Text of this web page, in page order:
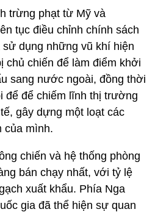
trừng phạt từ Mỹ và
tục điều chỉnh chính sách
dụng những vũ khí hiện
chủ chiến để làm điểm khởi
sang nước ngoài, đồng thời
để để chiếm lĩnh thị trường
gây dựng một loạt các
của mình.
chiến và hệ thống phòng
bán chạy nhất, với tỷ lệ
xuất khẩu. Phía Nga
gia đã thể hiện sự quan